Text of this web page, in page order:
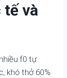
và
f0 tự
khó thở 60%